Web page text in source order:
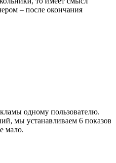
– после окончания
одному пользователю.
мы устанавливаем 6 показов
мало.